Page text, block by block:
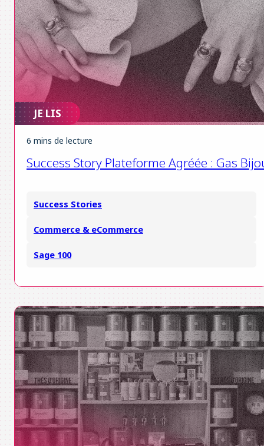
JE LIS
6 mins de lecture
Success Story Plateforme Agréée : Gas
Success Stories
Commerce & eCommerce
Sage 100